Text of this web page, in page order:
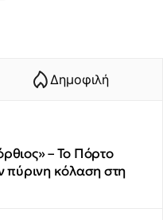
Δημοφιλή
– Το Πόρτο
πύρινη κόλαση στη